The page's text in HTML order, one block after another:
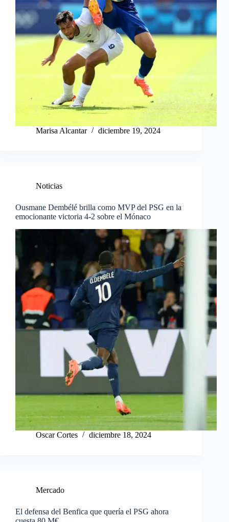
Marisa Alcantar diciembre 19, 2024
Noticias
Ousmane Dembélé brilla como MVP del PSG en la
emocionante victoria 4-2 sobre el Mónaco
Oscar Cortes diciembre 18, 2024
Mercado
El defensa del Benfica que quería el PSG ahora